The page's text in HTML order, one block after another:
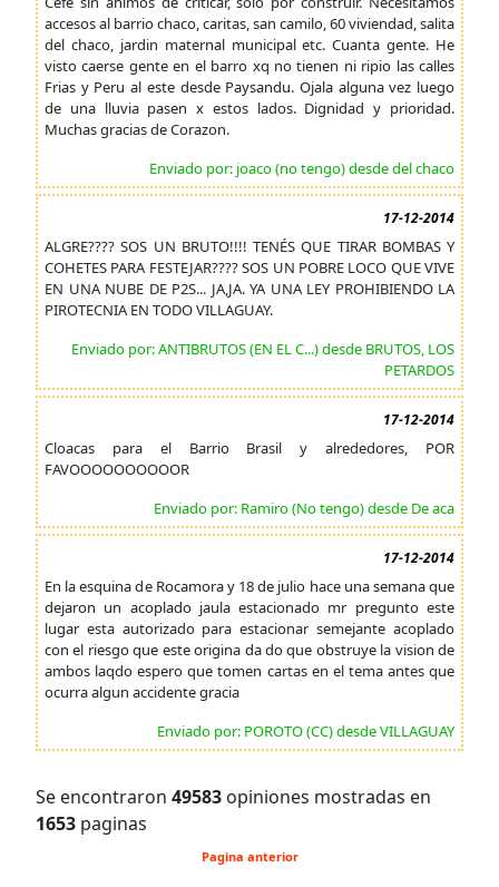
accesos al barrio chaco, caritas, san camilo, 60 viviendad, salita
del chaco, jardin maternal municipal etc. Cuanta gente. He
visto caerse gente en el barro xq no tienen ni ripio las calles
Frias y Peru al este desde Paysandu. Ojala alguna vez luego
de una lluvia pasen x estos lados. Dignidad y prioridad.
Muchas gracias de Corazon.
Enviado por: joaco (no tengo) desde del chaco
17-12-2014
ALGRE???? SOS UN BRUTO!!!! TENÉS QUE TIRAR BOMBAS Y
COHETES PARA FESTEJAR???? SOS UN POBRE LOCO QUE VIVE
EN UNA NUBE DE P2S... JA,JA. YA UNA LEY PROHIBIENDO LA
PIROTECNIA EN TODO VILLAGUAY.
Enviado por: ANTIBRUTOS (EN EL C...) desde BRUTOS, LOS
PETARDOS
17-12-2014
Cloacas para el Barrio Brasil y alrededores, POR
FAVOOOOOOOOOOR
Enviado por: Ramiro (No tengo) desde De aca
17-12-2014
En la esquina de Rocamora y 18 de julio hace una semana que
dejaron un acoplado jaula estacionado mr pregunto este
lugar esta autorizado para estacionar semejante acoplado
con el riesgo que este origina da do que obstruye la vision de
ambos laqdo espero que tomen cartas en el tema antes que
ocurra algun accidente gracia
Enviado por: POROTO (CC) desde VILLAGUAY
Se encontraron 49583 opiniones mostradas en
1653 paginas
Pagina anterior